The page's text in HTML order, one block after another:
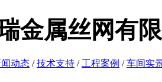
金属丝网有
动态 /技术支持 / 工程案例 /车间实